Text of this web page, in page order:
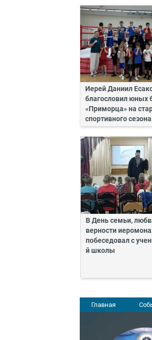
Иерей Даниил
благословил юных
«Приморца» на
спортивного сезона
В День семьи,
верности
побеседовал с
й школы
Главная